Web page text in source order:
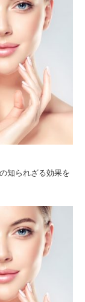
知られざる効果を